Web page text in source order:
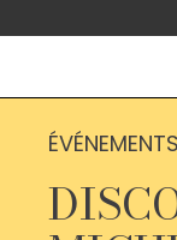
ÉVÉNEMENTS